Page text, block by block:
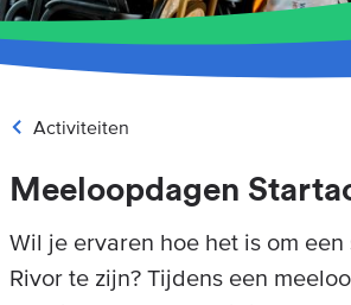
Activiteiten
Meeloopdagen
Wil je ervaren hoe het is om
Rivor te zijn? Tijdens een